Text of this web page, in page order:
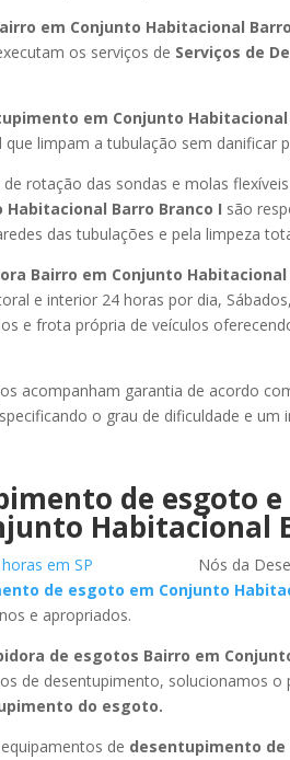
em Conjunto Habitacional
os serviços de Serviços de
em Conjunto Habitacional
limpam a tubulação sem danificar
rotação das sondas e molas
Habitacional Barro Branco I são
das tubulações e pela limpeza
Bairro em Conjunto Habitacional
e interior 24 horas por dia,
e frota própria de veículos
acompanham garantia de acordo
o grau de dificuldade e
de esgoto
Habitacional
Nós da
de esgoto em Conjunto
e apropriados.
de esgotos Bairro em
de desentupimento, solucionamos o
do esgoto.
de desentupimento